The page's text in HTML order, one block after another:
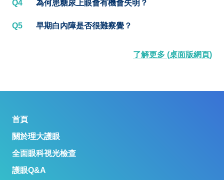
Q4 為何患糖尿上眼會有機會失明？
Q5 早期白內障是否很難察覺？
了解更多 (桌面版網頁)
首頁
關於理大護眼
全面眼科視光檢查
護眼Q&A